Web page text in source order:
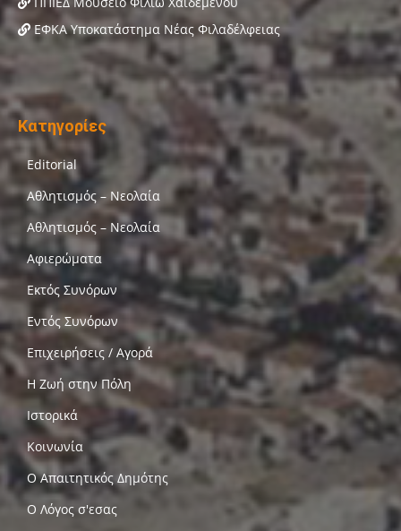
ΕΦΚΑ Υποκατάστημα Νέας Φιλαδέλφειας
Κατηγορίες
Editorial
Αθλητισμός – Νεολαία
Αθλητισμός – Νεολαία
Αφιερώματα
Εκτός Συνόρων
Εντός Συνόρων
Επιχειρήσεις / Αγορά
Η Ζωή στην Πόλη
Ιστορικά
Κοινωνία
Ο Απαιτητικός Δημότης
Ο Λόγος σ'εσας